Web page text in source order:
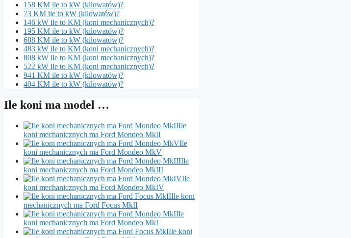
158 KM ile to kW (kilowatów)?
73 KM ile to kW (kilowatów)?
146 kW ile to KM (koni mechanicznych)?
195 KM ile to kW (kilowatów)?
688 KM ile to kW (kilowatów)?
483 kW ile to KM (koni mechanicznych)?
808 kW ile to KM (koni mechanicznych)?
522 kW ile to KM (koni mechanicznych)?
941 KM ile to kW (kilowatów)?
404 KM ile to kW (kilowatów)?
Ile koni ma model …
Ile
koni mechanicznych ma Ford Mondeo MkII
Ile
koni mechanicznych ma Ford Mondeo MkV
Ile
koni mechanicznych ma Ford Mondeo MkIII
Ile
koni mechanicznych ma Ford Mondeo MkIV
Ile koni
mechanicznych ma Ford Focus MkII
Ile
koni mechanicznych ma Ford Mondeo MkI
Ile koni